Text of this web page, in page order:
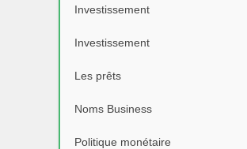
Investissement
Investissement
Les prêts
Noms Business
Politique monétaire